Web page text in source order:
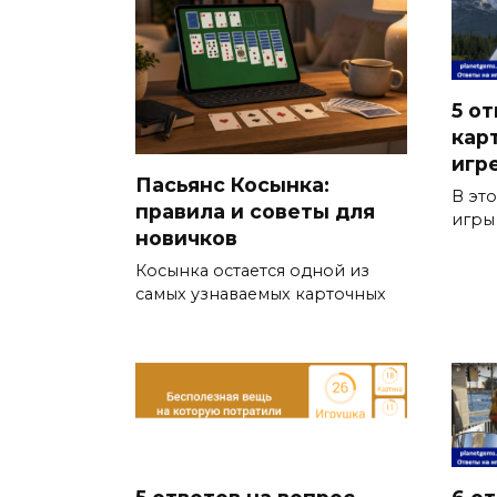
Пасьянс Косынка:
правила и советы для
новичков
Косынка остается одной из
самых узнаваемых карточных
5
В